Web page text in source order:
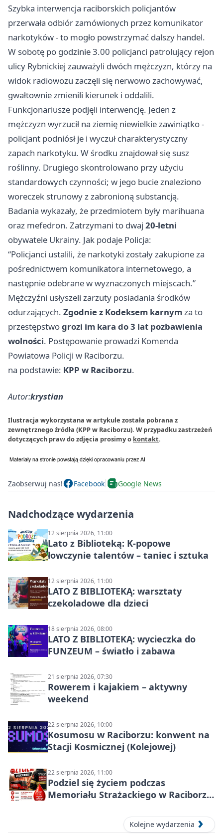
Szybka interwencja raciborskich policjantów
przerwała odbiór zamówionych przez komunikator
narkotyków - to mogło powstrzymać dalszy handel.
W sobotę po godzinie 3.00 policjanci patrolujący rejon
ulicy Rybnickiej zauważyli dwóch mężczyzn, którzy na
widok radiowozu zaczęli się nerwowo zachowywać,
gwałtownie zmienili kierunek i oddalili.
Funkcjonariusze podjęli interwencję. Jeden z
mężczyzn wyrzucił na ziemię niewielkie zawiniątko -
policjant podniósł je i wyczuł charakterystyczny
zapach narkotyku. W środku znajdował się susz
roślinny. Drugiego skontrolowano przy użyciu
standardowych czynności; w jego bucie znaleziono
woreczek strunowy z zabronioną substancją.
Badania wykazały, że przedmiotem były marihuana
oraz mefedron. Zatrzymani to dwaj 20-letni
obywatele Ukrainy. Jak podaje Policja:
“Policjanci ustalili, że narkotyki zostały zakupione za
pośrednictwem komunikatora internetowego, a
następnie odebrane w wyznaczonych miejscach.”
Mężczyźni usłyszeli zarzuty posiadania środków
odurzających. Zgodnie z Kodeksem karnymza to
przestępstwogrozi im kara do 3 lat pozbawienia
wolności. Postępowanie prowadzi Komenda
Powiatowa Policji w Raciborzu.
na podstawie: KPP w Raciborzu.
Autor:krystian
Ilustracja wykorzystana w artykule została pobrana z
zewnętrznego źródła (KPP w Raciborzu). W przypadku zastrzeżeń
dotyczących praw do zdjęcia prosimy o kontakt.
Zaobserwuj nas! Facebook Google News
Nadchodzące wydarzenia
12 sierpnia 2026, 11:00
Lato z Biblioteką: K-popowe
łowczynie talentów – taniec i sztuka
12 sierpnia 2026, 11:00
LATO Z BIBLIOTEKĄ: warsztaty
czekoladowe dla dzieci
18 sierpnia 2026, 08:00
LATO Z BIBLIOTEKĄ: wycieczka do
FUNZEUM – światło i zabawa
21 sierpnia 2026, 07:30
Rowerem i kajakiem – aktywny
weekend
22 sierpnia 2026, 10:00
Kosumosu w Raciborzu: konwent na
Stacji Kosmicznej (Kolejowej)
22 sierpnia 2026, 11:00
Podziel się życiem podczas
Memoriału Strażackiego w Raciborzu
Kolejne wydarzenia